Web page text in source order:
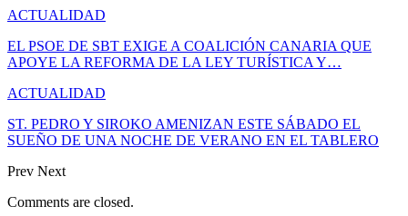
ACTUALIDAD
EL PSOE DE SBT EXIGE A COALICIÓN CANARIA QUE
APOYE LA REFORMA DE LA LEY TURÍSTICA Y…
ACTUALIDAD
ST. PEDRO Y SIROKO AMENIZAN ESTE SÁBADO EL
SUEÑO DE UNA NOCHE DE VERANO EN EL TABLERO
Prev Next
Comments are closed.